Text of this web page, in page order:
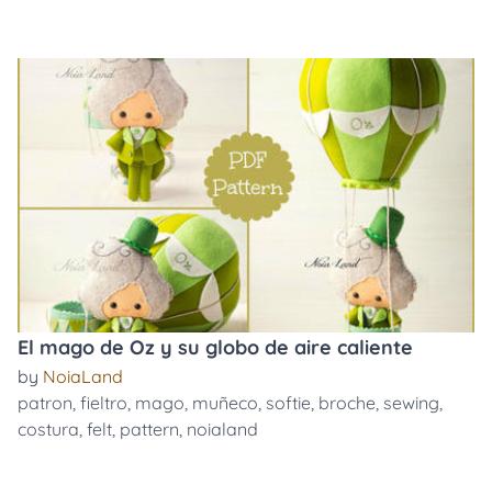
El mago de Oz y su globo de aire caliente
by NoiaLand
patron, fieltro, mago, muñeco, softie, broche, sewing,
costura, felt, pattern, noialand